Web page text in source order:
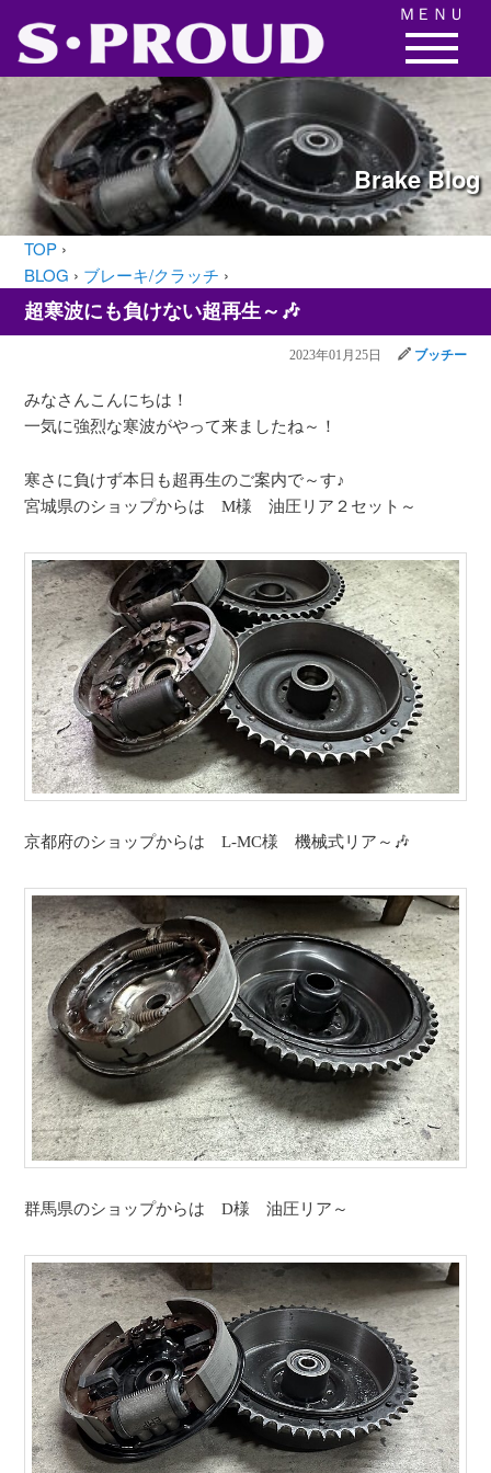
BrakeBlog
TOP ›
BLOG › ブレーキ/クラッチ ›
超寒波にも負けない超再生～🎶
2023年01月25日 ブッチー
みなさんこんにちは！
一気に強烈な寒波がやって来ましたね～！
寒さに負けず本日も超再生のご案内で～す♪
宮城県のショップからは M様 油圧リア２セット～
京都府のショップからは L-MC様 機械式リア～🎶
群馬県のショップからは D様 油圧リア～
ＭＥＮＵ